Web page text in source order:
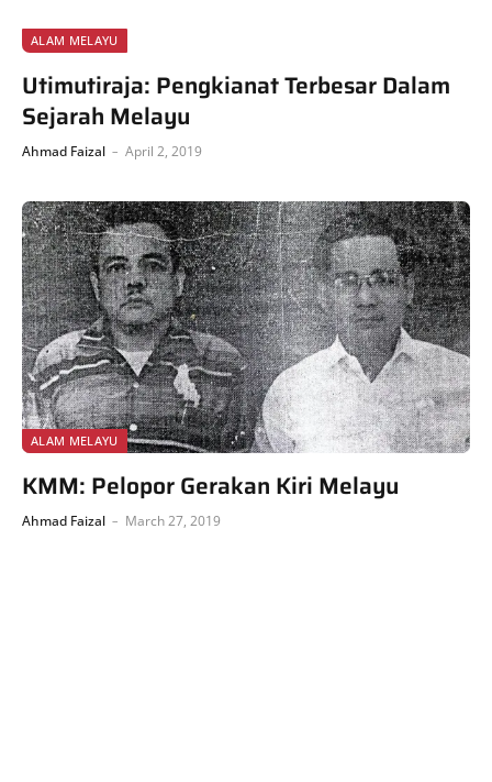
ALAM MELAYU
Utimutiraja: Pengkianat Terbesar Dalam
Sejarah Melayu
Ahmad Faizal April 2, 2019
ALAM MELAYU
KMM: Pelopor Gerakan Kiri Melayu
Ahmad Faizal March 27, 2019